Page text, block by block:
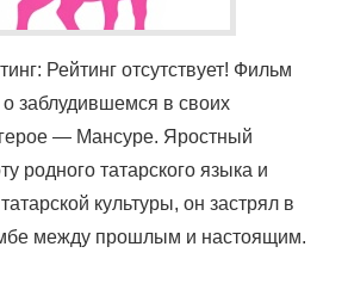
Рейтинг отсутствует! Фильм
о заблудившемся в своих
— Мансуре. Яростный
родного татарского языка и
культуры, он застрял в
между прошлым и настоящим.